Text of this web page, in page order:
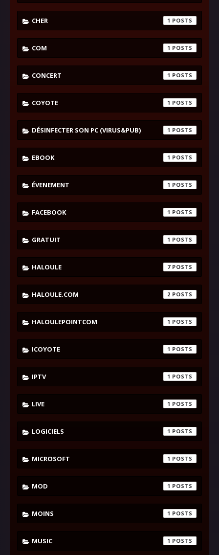
CHER 1
COM 1
CONCERT 1
COYOTE 1
DÉSINFECTER SON PC (VIRUS&PUB) 1
EBOOK 1
ÉVENEMENT 1
FACEBOOK 1
GRATUIT 1
HALOULE 7
HALOULE.COM 2
HALOULEPOINTCOM 1
ICOYOTE 1
IPTV 1
LIVE 1
LOGICIELS 1
MICROSOFT 1
MOD 1
MOINS 1
MUSIC 1